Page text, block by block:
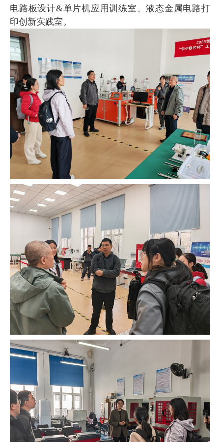
电路板设计&单片机应用训练室、液态金属电路打
印创新实践室。